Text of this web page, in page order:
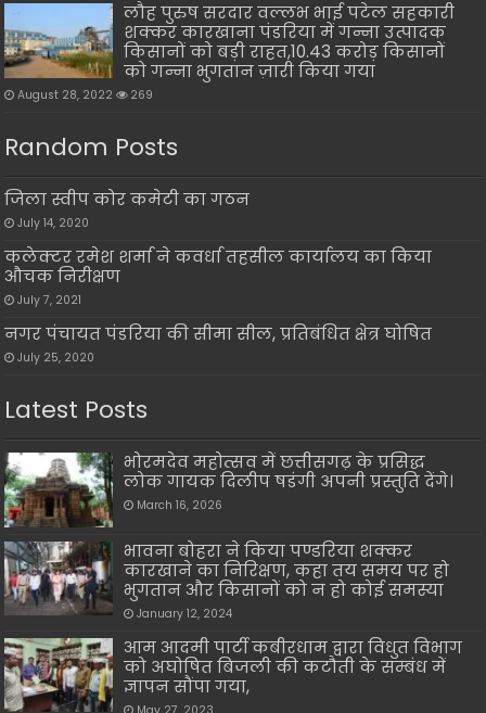
लौह पुरुष सरदार वल्लभ भाई पटेल सहकारी
शक्कर कारखाना पंडरिया में गन्ना उत्पादक
किसानों को बड़ी राहत,10.43 करोड़ किसानों
को गन्ना भुगतान ज़ारी किया गया
August 28, 2022 269
Random Posts
जिला स्वीप कोर कमेटी का गठन
July 14, 2020
कलेक्टर रमेश शर्मा ने कवर्धा तहसील कार्यालय का किया
औचक निरीक्षण
July 7, 2021
नगर पंचायत पंडरिया की सीमा सील, प्रतिबंधित क्षेत्र घोषित
July 25, 2020
Latest Posts
भोरमदेव महोत्सव में छत्तीसगढ़ के प्रसिद्ध
लोक गायक दिलीप षडंगी अपनी प्रस्तुति देंगे।
March 16, 2026
भावना बोहरा ने किया पण्डरिया शक्कर
कारखाने का निरिक्षण, कहा तय समय पर हो
भुगतान और किसानों को न हो कोई समस्या
January 12, 2024
आम आदमी पार्टी कबीरधाम द्वारा विधुत विभाग
को अघोषित बिजली की कटौती के सम्बंध में
ज्ञापन सौंपा गया,